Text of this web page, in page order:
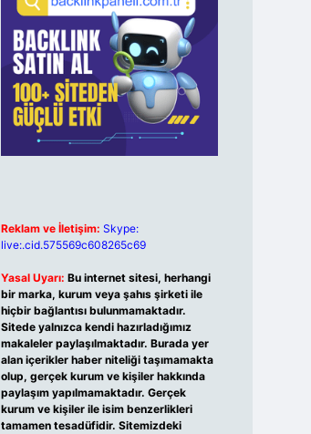
Reklam ve İletişim: Skype:
live:.cid.575569c608265c69
Yasal Uyarı: Bu internet sitesi, herhangi
bir marka, kurum veya şahıs şirketi ile
hiçbir bağlantısı bulunmamaktadır.
Sitede yalnızca kendi hazırladığımız
makaleler paylaşılmaktadır. Burada yer
alan içerikler haber niteliği taşımamakta
olup, gerçek kurum ve kişiler hakkında
paylaşım yapılmamaktadır. Gerçek
kurum ve kişiler ile isim benzerlikleri
tamamen tesadüfidir. Sitemizdeki